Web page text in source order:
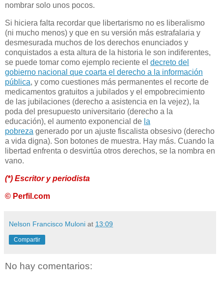
nombrar solo unos pocos.
Si hiciera falta recordar que libertarismo no es liberalismo
(ni mucho menos) y que en su versión más estrafalaria y
desmesurada muchos de los derechos enunciados y
conquistados a esta altura de la historia le son indiferentes,
se puede tomar como ejemplo reciente el decreto del
gobierno nacional que coarta el derecho a la información
pública, y como cuestiones más permanentes el recorte de
medicamentos gratuitos a jubilados y el empobrecimiento
de las jubilaciones (derecho a asistencia en la vejez), la
poda del presupuesto universitario (derecho a la
educación), el aumento exponencial de la
pobreza generado por un ajuste fiscalista obsesivo (derecho
a vida digna). Son botones de muestra. Hay más. Cuando la
libertad enfrenta o desvirtúa otros derechos, se la nombra en
vano.
(*) Escritor y periodista
© Perfil.com
Nelson Francisco Muloni at 13:09
Compartir
No hay comentarios: